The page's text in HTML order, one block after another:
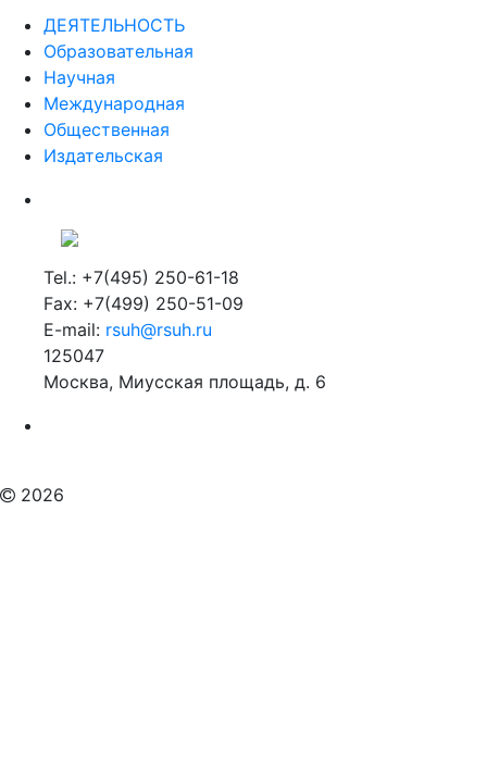
ДЕЯТЕЛЬНОСТЬ
Образовательная
Научная
Международная
Общественная
Издательская
Tel.: +7(495) 250-61-18
Fax: +7(499) 250-51-09
E-mail: rsuh@rsuh.ru
125047
Москва, Миусская площадь, д. 6
2026